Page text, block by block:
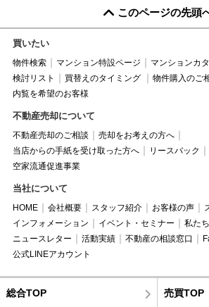
このページの先頭
買いたい
物件検索 マンション特設ページ マンションカ
検討リスト
買替えのタイミング
物件購入のご
内覧を希望のお客様
不動産売却について
不動産売却のご相談
売却をお考えの方へ
当店からの手紙を受け取った方へ
リースバック
空家流通促進事業
当社について
HOME 会社概要 スタッフ紹介 お客様の声
インフォメーション
イベント・セミナー
私た
ニュースレター
活動実績 不動産の相談窓口
公式LINEアカウント
総合TOP 売買TOP